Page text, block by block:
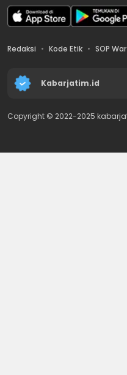
Redaksi Kode Etik SOP
Kabarjatim.id
Copyright © 2022-2025